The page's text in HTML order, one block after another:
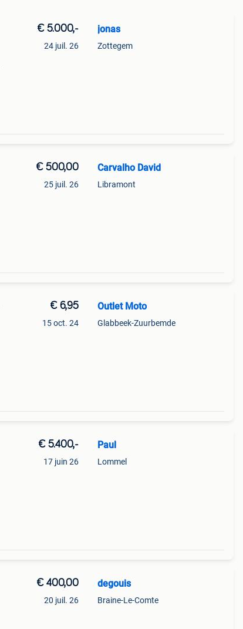
€ 5.000,-
24 juil. 26
jonas
Zottegem
€ 500,00
25 juil. 26
Carvalho David
Libramont
€ 6,95
15 oct. 24
Outlet Moto
Glabbeek-Zuurbemde
€ 5.400,-
17 juin 26
Paul
Lommel
€ 400,00
20 juil. 26
degouis
Braine-Le-Comte